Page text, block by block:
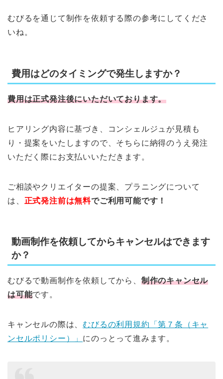
むびるを通じて制作を依頼する際の参考にしてくださ
いね。
費用はどのタイミングで発生しますか？
費用は正式発注後にいただいております。
ヒアリング内容に基づき、コンシェルジュが見積も
り・提案をいたしますので、そちらに納得のうえ発注
いただく際にお支払いいただきます。
ご相談やクリエイターの提案、プラニングについて
は、 正式発注前は無料でご利用可能です！
動画制作を依頼してからキャンセルはできます
か？
むびるで動画制作を依頼してから、 制作のキャンセル
は可能です。
キャンセルの際は、むびるの利用規約「第７条（キャ
ンセルポリシー）」 にのっとって進みます。